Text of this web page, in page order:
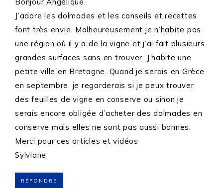
J’adore les dolmades et les conseils et recettes
font très envie. Malheureusement je n’habite pas
une région où il y a de la vigne et j’ai fait plusieurs
grandes surfaces sans en trouver. J’habite une
petite ville en Bretagne. Quand je serais en Grèce
en septembre, je regarderais si je peux trouver
des feuilles de vigne en conserve ou sinon je
serais encore obligée d’acheter des dolmades en
conserve mais elles ne sont pas aussi bonnes.
Merci pour ces articles et vidéos
Sylviane
RÉPONDRE